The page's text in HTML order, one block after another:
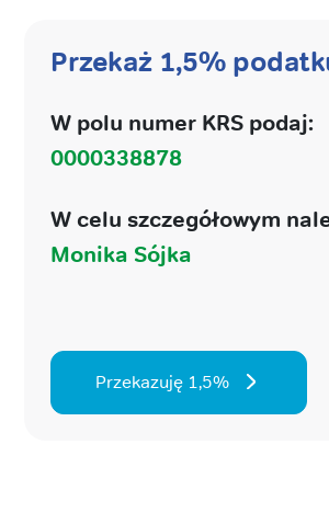
Przekaż 1,5%
W polu numer KRS podaj:
0000338878
W celu szczegółowym
Monika Sójka
Przekazuję 1,5%